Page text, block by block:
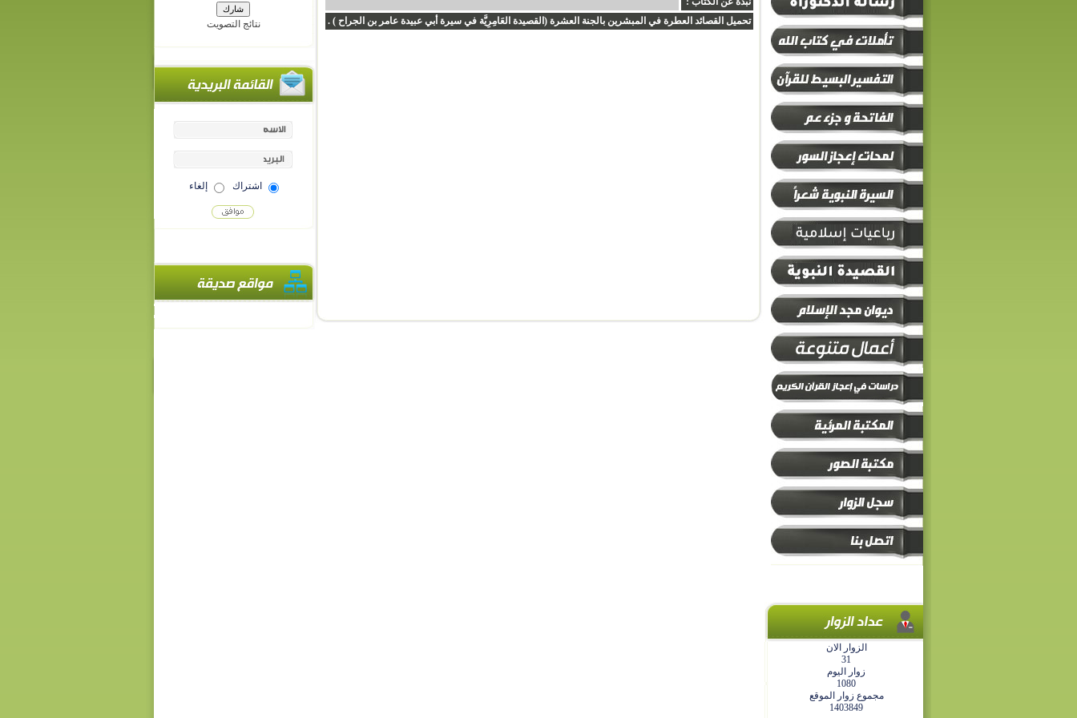
الزوار الان
31
زوار اليوم
1080
مجموع زوار الموقع
1403849
تحميل القصائد العطرة في المبشرين بالجنة العشرة (القصيدة العَامِرِيَّة في سيرة أبي عبيدة عامر بن الجراح ) .
نتائج التصويت
اشتراك إلغاء